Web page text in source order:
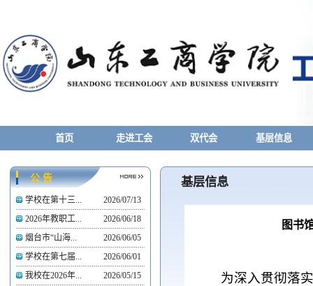
首页 走进工会 双代会 基层信息
公 告
学校在第十三...
2026/07/13
2026年教职工...
2026/06/18
烟台市“山海...
2026/06/05
学校在第七届...
2026/06/01
我校在2026年...
2026/05/15
基层信息
图书
为深入贯彻落